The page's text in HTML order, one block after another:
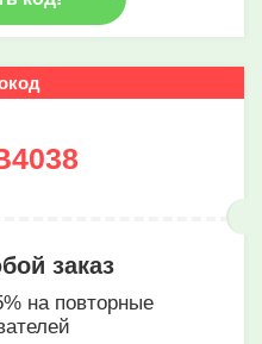
заказ
на повторные